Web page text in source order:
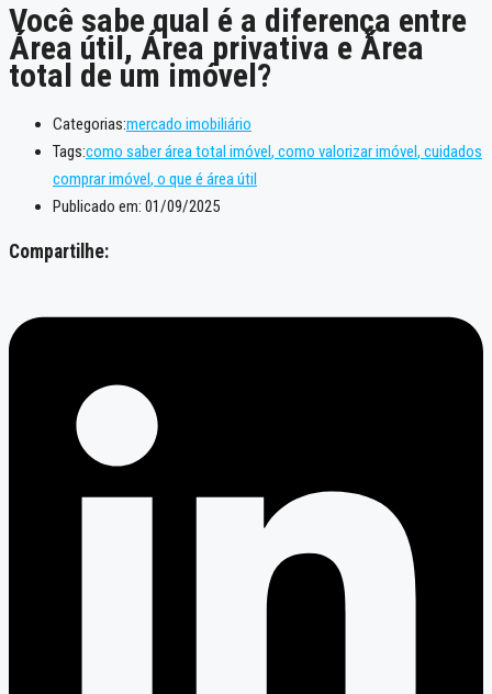
Você sabe qual é a diferença entre
Área útil, Área privativa e Área
total de um imóvel?
Categorias:mercado imobiliário
Tags:como saber área total imóvel , como valorizar imóvel , cuidados
comprar imóvel , o que é área útil
Publicado em: 01/09/2025
Compartilhe: